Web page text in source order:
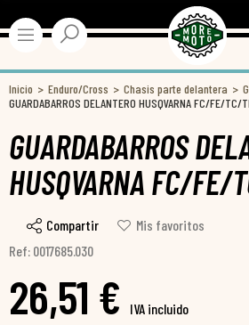
Inicio Enduro/Cross Chasis parte delantera
GUARDABARROS DELANTERO HUSQVARNA FC/FE/TC/
GUARDABARROS
HUSQVARNA FC/FE/
Compartir
Mis favoritos
Ref: 0017685.030
26,51 € IVA incluido